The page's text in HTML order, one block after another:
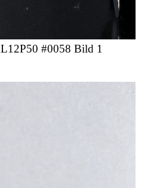
#0058 Bild 1